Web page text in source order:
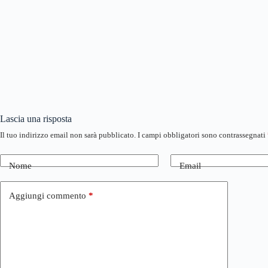
Lascia una risposta
Il tuo indirizzo email non sarà pubblicato. I campi obbligatori sono contrassegnati
Nome Email
Aggiungi commento *